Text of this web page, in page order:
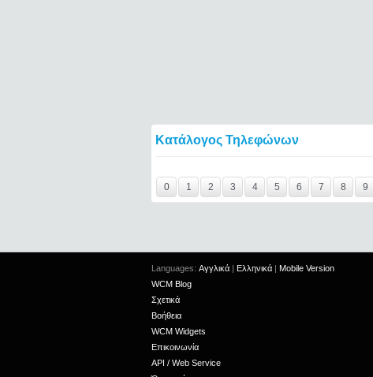
Κατάλογος Τηλεφώνων
0
1 2 3 4 5 6 7 8 9
Languages: Αγγλικά | Ελληνικά | Mobile Version
WCM Blog
Σχετικά
Βοήθεια
WCM Widgets
Επικοινωνία
API / Web Service